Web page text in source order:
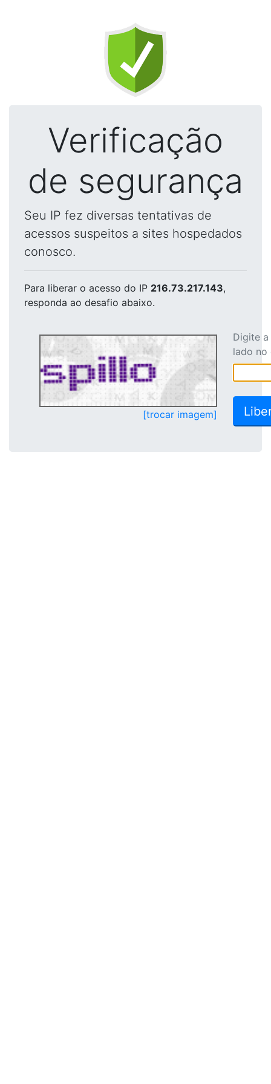
Verificação
de segurança
Seu IP fez diversas tentativas de
acessos suspeitos a sites hospedados
conosco.
Para liberar o acesso do IP 216.73.217.143,
responda ao desafio abaixo.
[trocar imagem]
Digite
lado no